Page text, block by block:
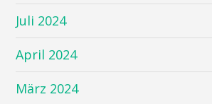
Juli 2024
April 2024
März 2024